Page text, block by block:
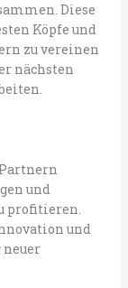
Diese
Köpfe und
zu vereinen
nächsten
und
profitieren.
und